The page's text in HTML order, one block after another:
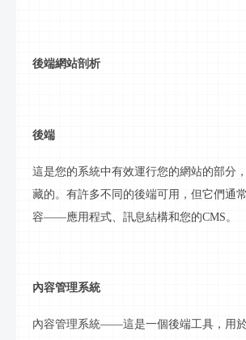
後端網站剖析
後端
這是您的系統中有效運行您的網站的部分
藏的。有許多不同的後端可用，但它們通
容——應用程式、 訊息結構和您的CMS。
內容管理系統
內容管理系統——這是一個後端工具，用